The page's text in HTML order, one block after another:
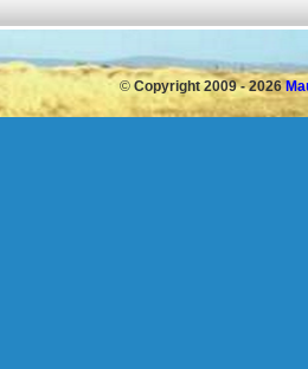
© Copyright 2009 - 2026